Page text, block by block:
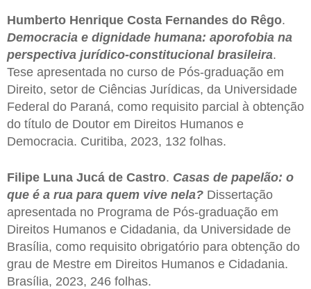
Humberto Henrique Costa Fernandes do Rêgo.
Democracia e dignidade humana: aporofobia na
perspectiva jurídico-constitucional brasileira.
Tese apresentada no curso de Pós-graduação em
Direito, setor de Ciências Jurídicas, da Universidade
Federal do Paraná, como requisito parcial à obtenção
do título de Doutor em Direitos Humanos e
Democracia. Curitiba, 2023, 132 folhas.
Filipe Luna Jucá de Castro. Casas de papelão: o
que é a rua para quem vive nela? Dissertação
apresentada no Programa de Pós-graduação em
Direitos Humanos e Cidadania, da Universidade de
Brasília, como requisito obrigatório para obtenção do
grau de Mestre em Direitos Humanos e Cidadania.
Brasília, 2023, 246 folhas.